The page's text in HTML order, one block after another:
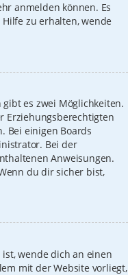
anmelden können. Es
zu erhalten, wende
es zwei Möglichkeiten.
Erziehungsberechtigten
Bei einigen Boards
Bei der
Anweisungen.
du dir sicher bist,
wende dich an einen
mit der Website vorliegt,